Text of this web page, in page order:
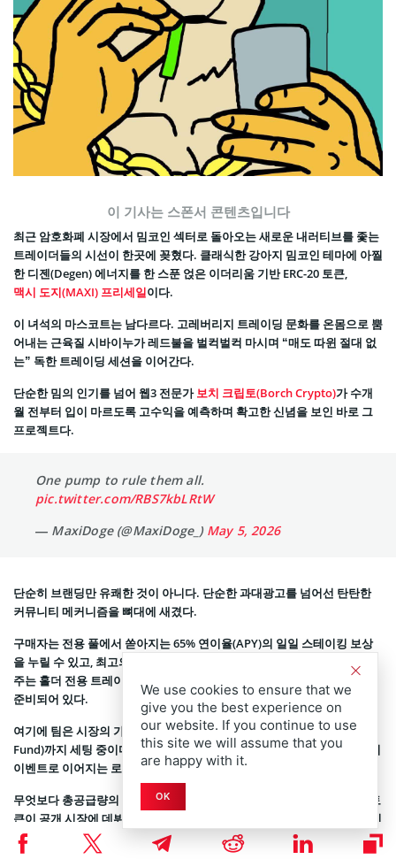
이 기사는 스폰서 콘텐츠입니다
최근 암호화폐 시장에서 밈코인 섹터로 돌아오는 새로운 내러티브를 좇는
트레이더들의 시선이 한곳에 꽂혔다. 클래식한 강아지 밈코인 테마에 아찔
한 디젠(Degen) 에너지를 한 스푼 얹은 이더리움 기반 ERC-20 토큰,
맥시 도지(MAXI) 프리세일이다.
이 녀석의 마스코트는 남다르다. 고레버리지 트레이딩 문화를 온몸으로 뿜
어내는 근육질 시바이누가 레드불을 벌컥벌컥 마시며 “매도 따윈 절대 없
는” 독한 트레이딩 세션을 이어간다.
단순한 밈의 인기를 넘어 웹3 전문가보치 크립토(Borch Crypto)가 수개
월 전부터 입이 마르도록 고수익을 예측하며 확고한 신념을 보인 바로 그
프로젝트다.
One pump to rule them all.
pic.twitter.com/RBS7kbLRtW
— MaxiDoge (@MaxiDoge_) May 5, 2026
단순히 브랜딩만 유쾌한 것이 아니다. 단순한 과대광고를 넘어선 탄탄한
커뮤니티 메커니즘을 뼈대에 새겼다.
구매자는 전용 풀에서 쏟아지는 65% 연이율(APY)의 일일 스테이킹 보상
을 누릴 수 있고, 최고의 투자수익률(ROI) 성과자에게 짭짤한 보상을 안겨
주는 홀더 전용 트레이딩 콘테스트, 향후 선물 플랫폼과의 파트너십까지
준비되어 있다.
여기에 팀은 시장의 가시성과 유동성을 폭발시킬 내부 맥시 펀드(Maxi
Fund)까지 세팅 중이다. 인플루언서 캠페인과 DEX 및 CEX 상장, 커뮤니티
이벤트로 이어지는 로드맵은 매우 직관적이다.
무엇보다 총공급량의 40%가 프리세일 구매자의 몫으로 예약되어 있어, 토
큰이 공개 시장에 데뷔할 때 초기 참여자들이 상승분의 알짜배기를 싹쓸이
할 수 있는 구조다.
We use cookies to ensure that we
give you the best experience on
our website. If you continue to use
this site we will assume that you
are happy with it.
OK